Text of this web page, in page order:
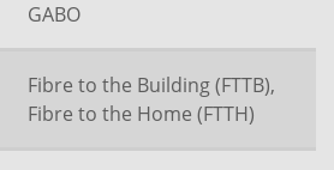
GABO
Fibre to the Building (FTTB),
Fibre to the Home (FTTH)